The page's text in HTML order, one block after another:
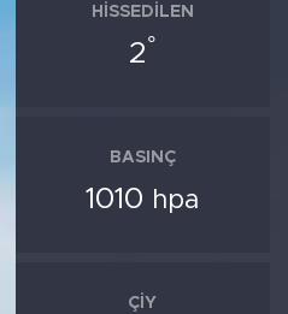
HISSEDILEN
2°
BASINÇ
1010 hpa
ÇIY